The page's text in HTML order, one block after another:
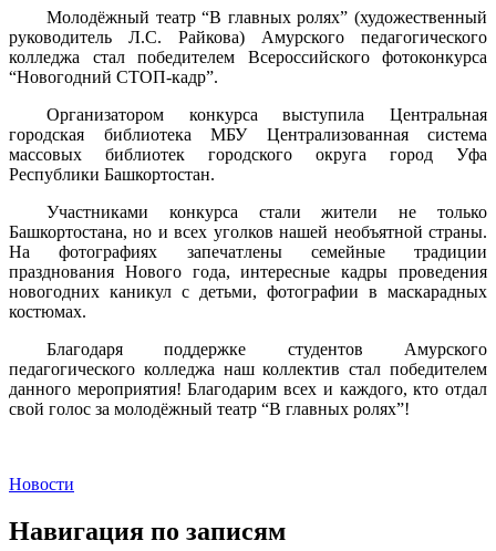
Молодёжный театр “В главных ролях” (художественный
руководитель Л.С. Райкова) Амурского педагогического
колледжа стал победителем Всероссийского фотоконкурса
“Новогодний СТОП-кадр”.
Организатором конкурса выступила Центральная
городская библиотека МБУ Централизованная система
массовых библиотек городского округа город Уфа
Республики Башкортостан.
Участниками конкурса стали жители не только
Башкортостана, но и всех уголков нашей необъятной страны.
На фотографиях запечатлены семейные традиции
празднования Нового года, интересные кадры проведения
новогодних каникул с детьми, фотографии в маскарадных
костюмах.
Благодаря поддержке студентов Амурского
педагогического колледжа наш коллектив стал победителем
данного мероприятия! Благодарим всех и каждого, кто отдал
свой голос за молодёжный театр “В главных ролях”!
Новости
Навигация по записям